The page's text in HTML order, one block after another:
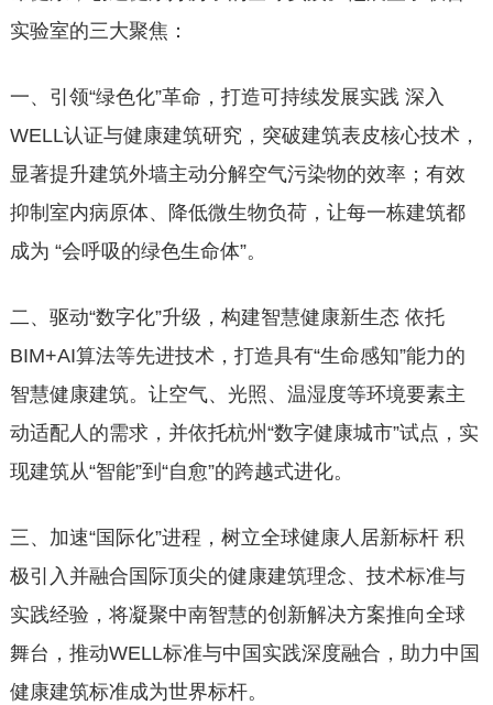
实验室的三大聚焦：
一、引领“绿色化”革命，打造可持续发展实践 深入
WELL认证与健康建筑研究，突破建筑表皮核心技术，
显著提升建筑外墙主动分解空气污染物的效率；有效
抑制室内病原体、降低微生物负荷，让每一栋建筑都
成为 “会呼吸的绿色生命体”。
二、驱动“数字化”升级，构建智慧健康新生态 依托
BIM+AI算法等先进技术，打造具有“生命感知”能力的
智慧健康建筑。让空气、光照、温湿度等环境要素主
动适配人的需求，并依托杭州“数字健康城市”试点，实
现建筑从“智能”到“自愈”的跨越式进化。
三、加速“国际化”进程，树立全球健康人居新标杆 积
极引入并融合国际顶尖的健康建筑理念、技术标准与
实践经验，将凝聚中南智慧的创新解决方案推向全球
舞台，推动WELL标准与中国实践深度融合，助力中国
健康建筑标准成为世界标杆。